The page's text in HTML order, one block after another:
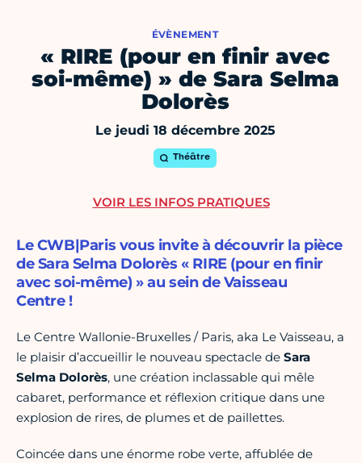
ÉVÈNEMENT
« RIRE (pour en finir avec
soi-même) » de Sara Selma
Dolorès
Le jeudi 18 décembre 2025
Théâtre
Le CWB|Paris vous invite à découvrir la pièce
de Sara Selma Dolorès « RIRE (pour en finir
avec soi-même) » au sein de Vaisseau
Centre !
Le Centre Wallonie-Bruxelles / Paris, aka Le Vaisseau, a
le plaisir d’accueillir le nouveau spectacle de Sara
Selma Dolorès, une création inclassable qui mêle
cabaret, performance et réflexion critique dans une
explosion de rires, de plumes et de paillettes.
Coincée dans une énorme robe verte, affublée de
VOIR LES INFOS PRATIQUES